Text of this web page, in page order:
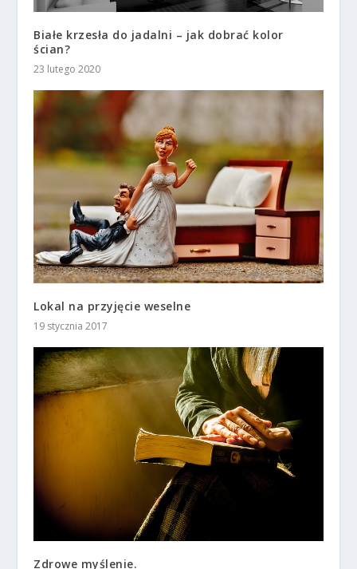
Białe krzesła do jadalni – jak dobrać kolor
ścian?
23 lutego 2020
Lokal na przyjęcie weselne
19 stycznia 2017
Zdrowe myślenie.